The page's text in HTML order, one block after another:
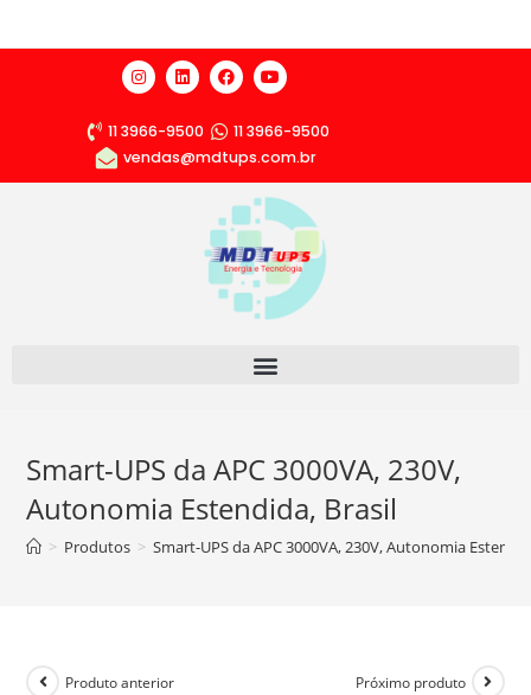
11 3966-9500
11 3966-9500
vendas@mdtups.com.br
Smart-UPS da APC 3000VA, 230V,
Autonomia Estendida, Brasil
> Produtos > Smart-UPS da APC 3000VA, 230V, Autonomia
Produto anterior Próximo produto